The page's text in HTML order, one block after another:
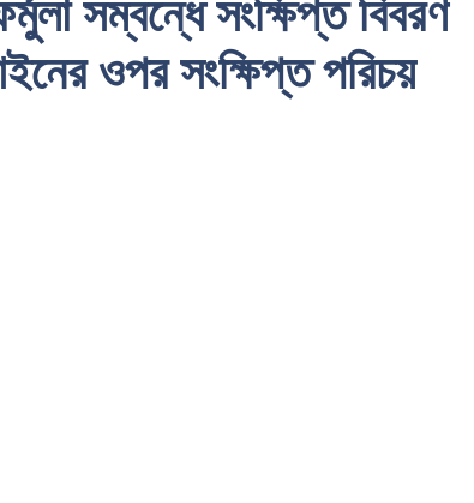
ওপর সংক্ষিপ্ত পরিচয়